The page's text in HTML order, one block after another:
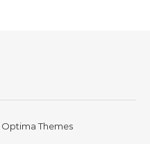
Optima Themes